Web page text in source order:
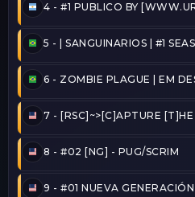
4 - #1 PUBLICO BY
5 - | SANGUINARIOS | #1
6 - ZOMBIE PLAGUE | EM
7 - [RSC]~>[C]APTURE
8 - #02 [NG] - PUG/SCRIM
9 - #01 NUEVA